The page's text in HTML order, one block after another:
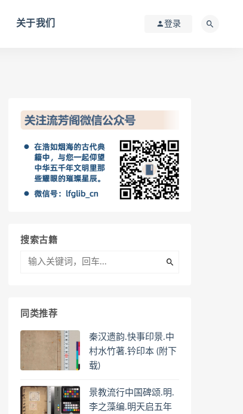
关于我们 登录
搜索古籍
同类推荐
秦汉遗韵.快事印景.中
村水竹著.钤印本 (附下
载)
景教流行中国碑颂.明.
李之藻编.明天启五年